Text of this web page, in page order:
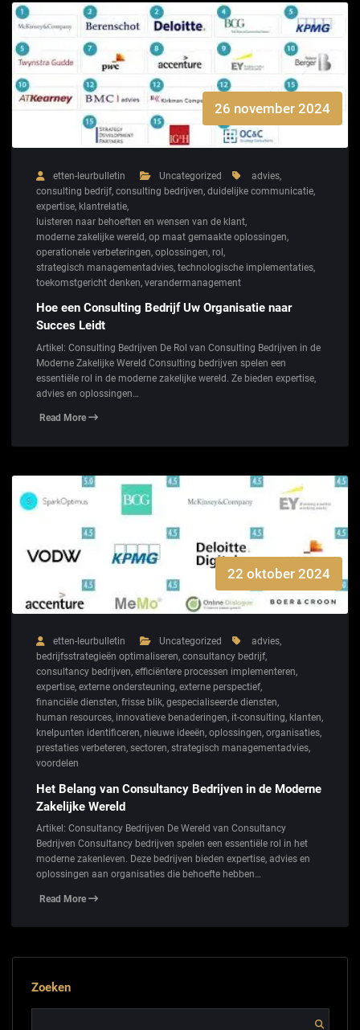
26 november 2024
etten-leurbulletin Uncategorized advies,
consulting bedrijf, consulting bedrijven, duidelijke communicatie,
expertise, klantrelatie,
luisteren naar behoeften en wensen van de klant,
moderne zakelijke wereld, op maat gemaakte oplossingen,
operationele verbeteringen, oplossingen, rol,
strategisch managementadvies, technologische implementaties,
toekomstgericht denken, verandermanagement
Hoe een Consulting Bedrijf Uw Organisatie naar
Succes Leidt
Artikel: Consulting Bedrijven De Rol van Consulting Bedrijven in de
Moderne Zakelijke Wereld Consulting bedrijven spelen een
essentiële rol in de moderne zakelijke wereld. Ze bieden expertise,
advies en oplossingen…
Read More
22 oktober 2024
etten-leurbulletin Uncategorized advies,
bedrijfsstrategieën optimaliseren, consultancy bedrijf,
consultancy bedrijven, efficiëntere processen implementeren,
expertise, externe ondersteuning, externe perspectief,
financiële diensten, frisse blik, gespecialiseerde diensten,
human resources, innovatieve benaderingen, it-consulting, klanten,
knelpunten identificeren, nieuwe ideeën, oplossingen, organisaties,
prestaties verbeteren, sectoren, strategisch managementadvies,
voordelen
Het Belang van Consultancy Bedrijven in de Moderne
Zakelijke Wereld
Artikel: Consultancy Bedrijven De Wereld van Consultancy
Bedrijven Consultancy bedrijven spelen een essentiële rol in het
moderne zakenleven. Deze bedrijven bieden expertise, advies en
oplossingen aan organisaties die behoefte hebben…
Read More
Zoeken